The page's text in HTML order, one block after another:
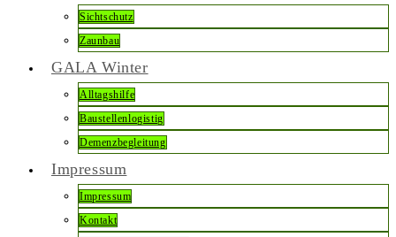
Sichtschutz
Zaunbau
GALA Winter
Alltagshilfe
Baustellenlogistig
Demenzbegleitung
Impressum
Impressum
Kontakt